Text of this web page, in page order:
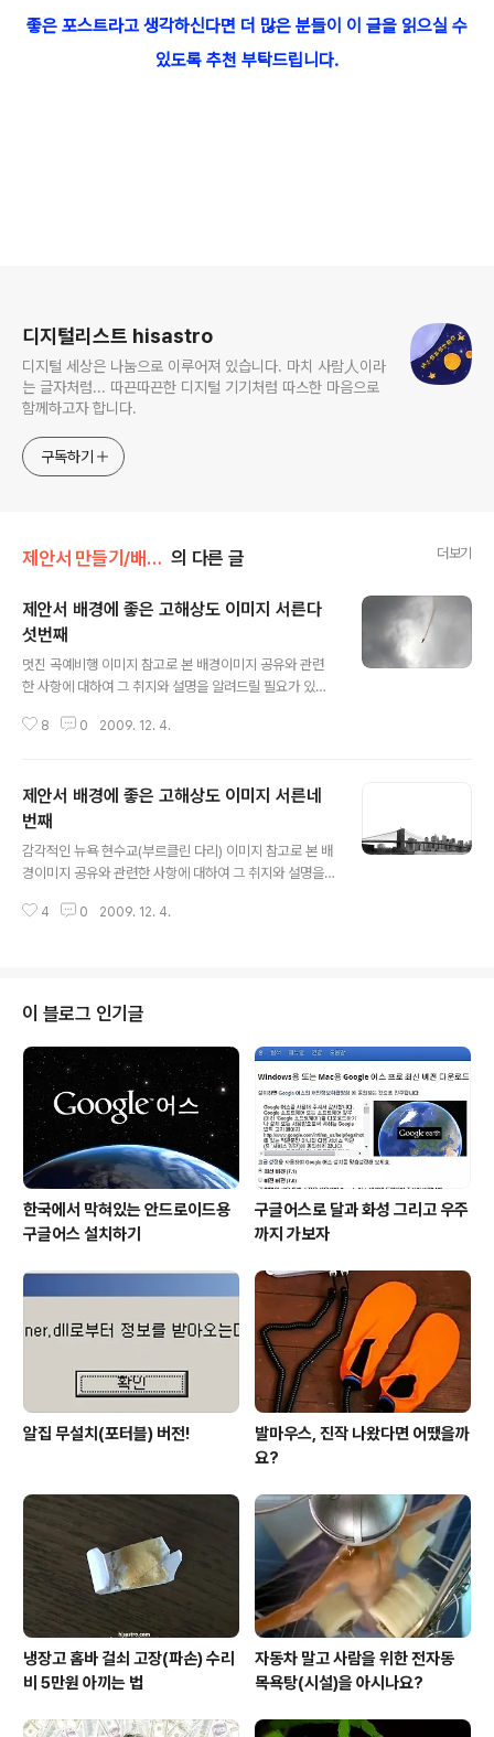
좋은 포스트라고 생각하신다면 더 많은 분들이 이 글을 읽으실 수
있도록 추천 부탁드립니다.
디지털리스트 hisastro
디지털 세상은 나눔으로 이루어져 있습니다. 마치 사람人이라
는 글자처럼... 따끈따끈한 디지털 기기처럼 따스한 마음으로
함께하고자 합니다.
구독하기
제안서 만들기/배경모음 의 다른 글 더보기
제안서 배경에 좋은 고해상도 이미지 서른다
섯번째
멋진 곡예비행 이미지 참고로 본 배경이미지 공유와 관련
한 사항에 대하여 그 취지와 설명을 알려드릴 필요가 있다
스팅을 주제로 설정하고 블로그에 글을 올리게 되면서 이
미지"라는 시리즈 제목으로 이미지들을 올리기 시작하면서
그 첫번째 글 "제안서 배경에 좋은 고해상도 이미지 하
나"에서 저의 생각을 밝혀 놓았습니다. 어떤 내용인지 한번
보시길 부탁드립니다. (_ _) 내용은 그리 길지 않습니다. ^^
이미지 출처: interfacelift.com ▣ 멋진제안서 만들기 hi
sastro's PT템플릿 링크 썸네일 모음 ▣ ☆ ▣ 제안서
8 0 2009. 12. 4.
제안서 배경에 좋은 고해상도 이미지 서른네
번째
감각적인 뉴욕 현수교(부르클린 다리) 이미지 참고로 본 배
경이미지 공유와 관련한 사항에 대하여 그 취지와 설명을
음 제안서와 관련한 포스팅을 주제로 설정하고 블로그에
들을 올리기 시작하면서 그 첫번째 글 "제안서 배경에 좋은
고해상도 이미지 하나"에서 저의 생각을 밝혀 놓았습니다.
어떤 내용인지 한번 보시길 부탁드립니다. (_ _) 내용은 그
리 길지 않습니다. ^^ 이미지 출처: interfacelift.com ▣
멋진제안서 만들기 hisastro's PT템플릿 링크 썸네일 모
음 ▣ ☆..
4 0 2009. 12. 4.
이 블로그 인기글
한국에서 막혀있는 안드로이드용
구글어스 설치하기
구글어스로 달과 화성 그리고 우주
까지 가보자
알집 무설치(포터블) 버전!
발마우스, 진작 나왔다면 어땠을까
요?
냉장고 홈바 걸쇠 고장(파손) 수리
비 5만원 아끼는 법
자동차 말고 사람을 위한 전자동
목욕탕(시설)을 아시나요?